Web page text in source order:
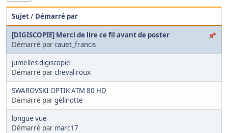
Sujet/ Démarré par
[DIGISCOPIE] Merci de lire ce fil avant de poster
Démarré parcauet_francis
jumelles digiscopie
Démarré parcheval roux
SWAROVSKI OPTIK ATM 80 HD
Démarré pargélinotte
longue vue
Démarré par marc17